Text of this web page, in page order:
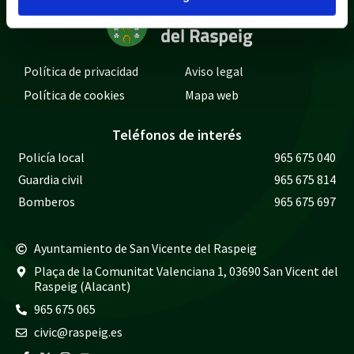
Política de privacidad
Aviso legal
Política de cookies
Mapa web
Teléfonos de interés
Policía local
965 675 040
Guardia civil
965 675 814
Bomberos
965 675 697
Ayuntamiento de San Vicente del Raspeig
Plaça de la Comunitat Valenciana 1, 03690 San Vicent del
Raspeig (Alacant)
965 675 065
civic@raspeig.es